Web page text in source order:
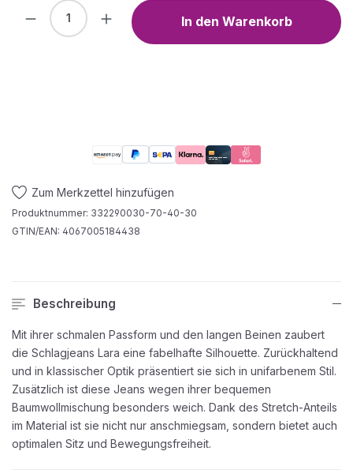
Produkt Anzahl: Gib den gewünschten
In den Warenkorb
Zum Merkzettel hinzufügen
Produktnummer: 332290030-70-40-30
GTIN/EAN: 4067005184438
Beschreibung
Mit ihrer schmalen Passform und den langen Beinen zaubert
die Schlagjeans Lara eine fabelhafte Silhouette. Zurückhaltend
und in klassischer Optik präsentiert sie sich in unifarbenem Stil.
Zusätzlich ist diese Jeans wegen ihrer bequemen
Baumwollmischung besonders weich. Dank des Stretch-Anteils
im Material ist sie nicht nur anschmiegsam, sondern bietet auch
optimalen Sitz und Bewegungsfreiheit.